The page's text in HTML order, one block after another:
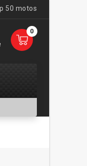
50 motos
0